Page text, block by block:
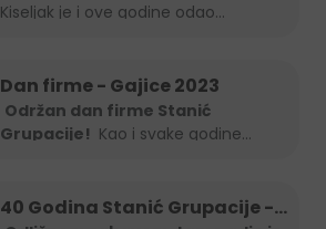
Kiseljak je i ove godine odao...
Dan firme - Gajice 2023
Održan dan firme Stanić
Grupacije!
40 Godina Stanić Grupacije -